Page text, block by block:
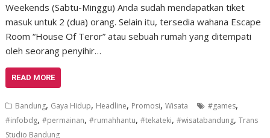
Weekends (Sabtu-Minggu) Anda sudah mendapatkan tiket
masuk untuk 2 (dua) orang. Selain itu, tersedia wahana Escape
Room “House Of Teror” atau sebuah rumah yang ditempati
oleh seorang penyihir…
READ MORE
Bandung, Gaya Hidup, Headline, Promosi,Wisata #games,
#infobdg,#permainan,#rumahhantu,#tekateki,#wisatabandung,Trans
Studio Bandung